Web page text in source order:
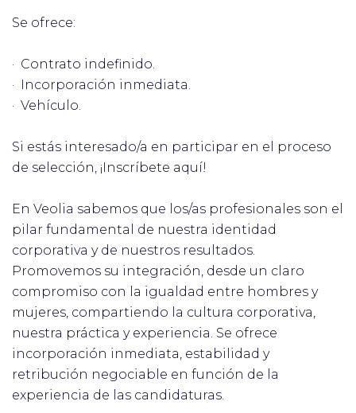
Se ofrece:
· Contrato indefinido.
· Incorporación inmediata.
· Vehículo.
Si estás interesado/a en participar en el proceso
de selección, ¡Inscríbete aquí!
En Veolia sabemos que los/as profesionales son el
pilar fundamental de nuestra identidad
corporativa y de nuestros resultados.
Promovemos su integración, desde un claro
compromiso con la igualdad entre hombres y
mujeres, compartiendo la cultura corporativa,
nuestra práctica y experiencia. Se ofrece
incorporación inmediata, estabilidad y
retribución negociable en función de la
experiencia de las candidaturas.